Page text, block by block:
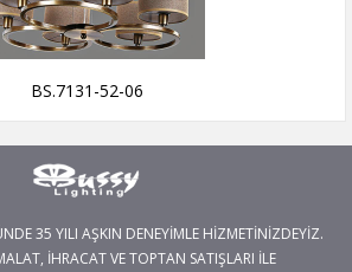
BS.7131-52-06
35 YILI AŞKIN DENEYİMLE HİZMETİNİZDEYİZ.
İHRACAT VE TOPTAN SATIŞLARI İLE